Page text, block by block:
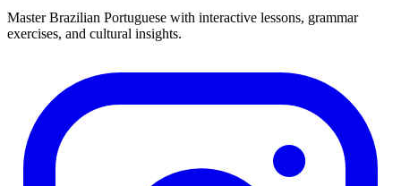
Master Brazilian Portuguese with interactive lessons, grammar
exercises, and cultural insights.